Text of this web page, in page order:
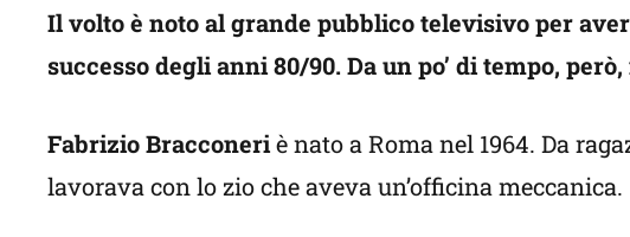
Il volto è noto al grande pubblico televisivo per
successo degli anni 80/90. Da un po’ di tempo,
Fabrizio Bracconeriè nato a Roma nel 1964. Da
lavorava con lo zio che aveva un’officina meccanica.